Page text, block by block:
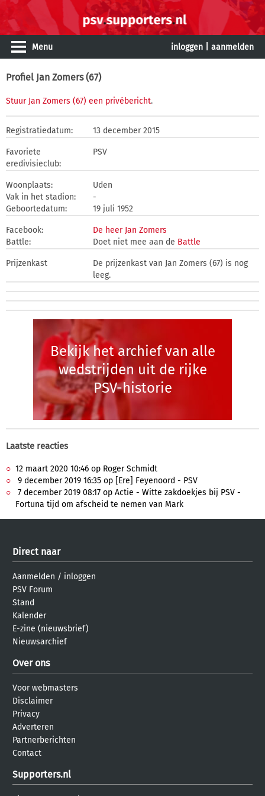
Menu inloggen aanmelden
Profiel Jan Zomers (67)
Stuur Jan Zomers (67) een privébericht.
Registratiedatum: 13 december 2015
Favoriete
eredivisieclub:
PSV
Woonplaats:
Uden
Vak in het stadion:
-
Geboortedatum:
19 juli 1952
Facebook:
De heer Jan Zomers
Battle:
Doet niet mee aan de Battle
Prijzenkast
De prijzenkast van Jan Zomers (67) is nog
leeg.
Bekijk het archief van alle
wedstrijden uit de rijke
PSV-historie
Laatste reacties
12 maart 2020 10:46 op Roger Schmidt
9 december 2019 16:35 op [Ere] Feyenoord - PSV
7 december 2019 08:17 op Actie - Witte zakdoekjes bij PSV -
Fortuna tijd om afscheid te nemen van Mark
Direct naar
Aanmelden / inloggen
PSV Forum
Stand
Kalender
E-zine (nieuwsbrief)
Nieuwsarchief
Over ons
Voor webmasters
Disclaimer
Privacy
Adverteren
Partnerberichten
Contact
Supporters.nl